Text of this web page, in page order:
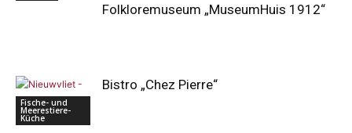
Folkloremuseum „MuseumHuis 1912“
Fische- und
Meerestiere-
Küche
Bistro „Chez Pierre“